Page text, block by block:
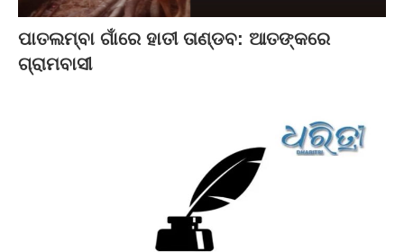
ପାତଲମ୍ବା ଗାଁରେ ହାତୀ ତାଣ୍ଡବ: ଆତଙ୍କରେ
ଗ୍ରାମବାସୀ